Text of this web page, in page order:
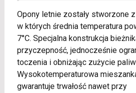
Opony letnie zostały stworzone
w których średnia temperatura
7°C. Specjalna konstrukcja
przyczepność, jednocześnie
toczenia i obniżając zużycie
Wysokotemperaturowa
gwarantuje trwałość nawet przy